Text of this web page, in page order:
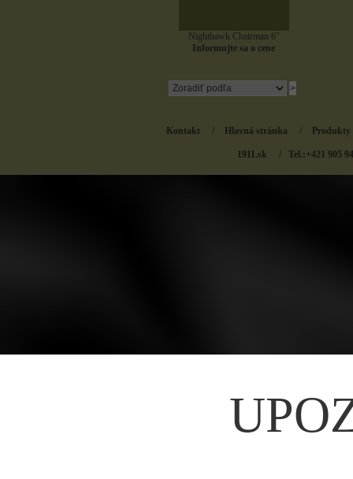
Nighthawk Chairman 6"
Informujte sa o cene
Kontakt / Hlavná stránka / Produkty
1911.sk / Tel.:+421 905